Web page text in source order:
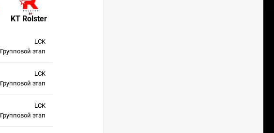
KT Rolster
LCK
Групповой этап
LCK
Групповой этап
LCK
Групповой этап